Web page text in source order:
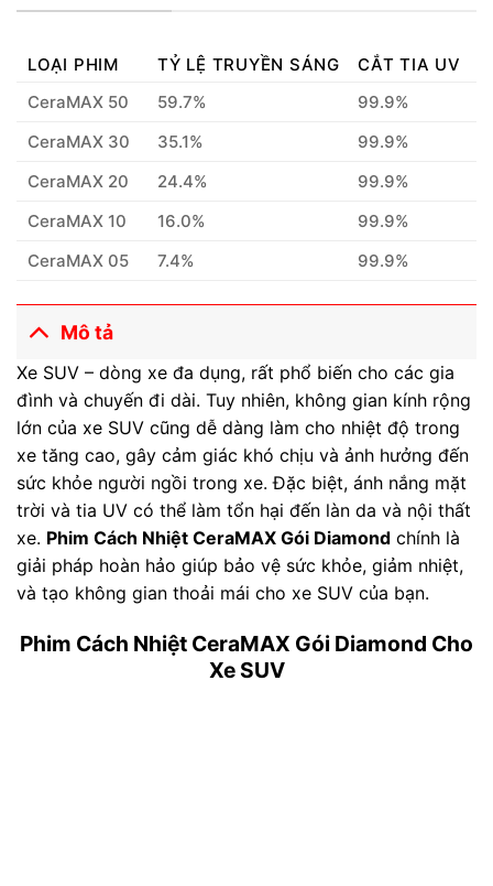
LOẠI PHIM TỶ LỆ TRUYỀN SÁNG CẮT TIA UV
CeraMAX 50
59.7% 99.9%
CeraMAX 30
35.1% 99.9%
CeraMAX 20
24.4% 99.9%
CeraMAX 10
16.0% 99.9%
CeraMAX 05
7.4% 99.9%
Mô tả
Xe SUV – dòng xe đa dụng, rất phổ biến cho các gia
đình và chuyến đi dài. Tuy nhiên, không gian kính rộng
lớn của xe SUV cũng dễ dàng làm cho nhiệt độ trong
xe tăng cao, gây cảm giác khó chịu và ảnh hưởng đến
sức khỏe người ngồi trong xe. Đặc biệt, ánh nắng mặt
trời và tia UV có thể làm tổn hại đến làn da và nội thất
xe. Phim Cách Nhiệt CeraMAX Gói Diamond chính là
giải pháp hoàn hảo giúp bảo vệ sức khỏe, giảm nhiệt,
và tạo không gian thoải mái cho xe SUV của bạn.
Phim Cách Nhiệt CeraMAX Gói Diamond Cho
Xe SUV